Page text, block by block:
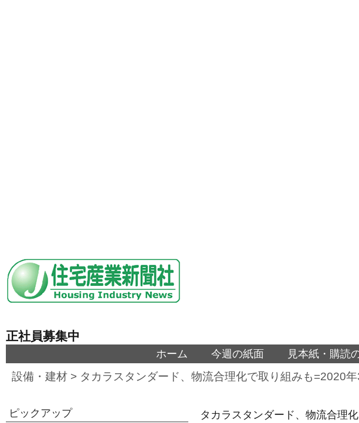
正社員募集中
ホーム 今週の紙面 見本紙・購読
設備・建材 > タカラスタンダード、物流合理化で取り組みも=2020
タカラスタンダード、物流合理
ピックアップ